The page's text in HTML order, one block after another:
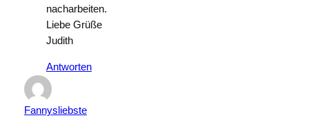
nacharbeiten.
Liebe Grüße
Judith
Antworten
Fannysliebste